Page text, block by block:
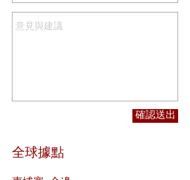
確認送出
全球據點